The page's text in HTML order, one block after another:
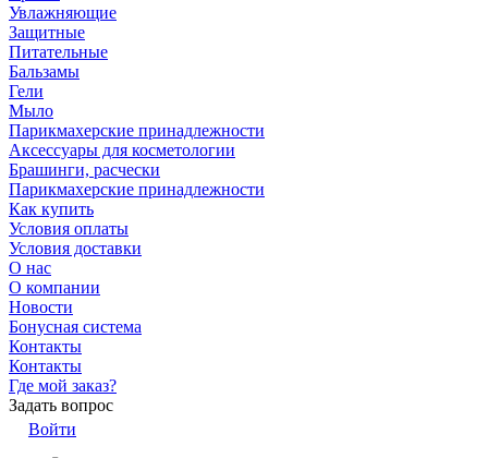
Увлажняющие
Защитные
Питательные
Бальзамы
Гели
Мыло
Парикмахерские принадлежности
Аксессуары для косметологии
Брашинги, расчески
Парикмахерские принадлежности
Как купить
Условия оплаты
Условия доставки
О нас
О компании
Новости
Бонусная система
Контакты
Контакты
Где мой заказ?
Задать вопрос
Войти